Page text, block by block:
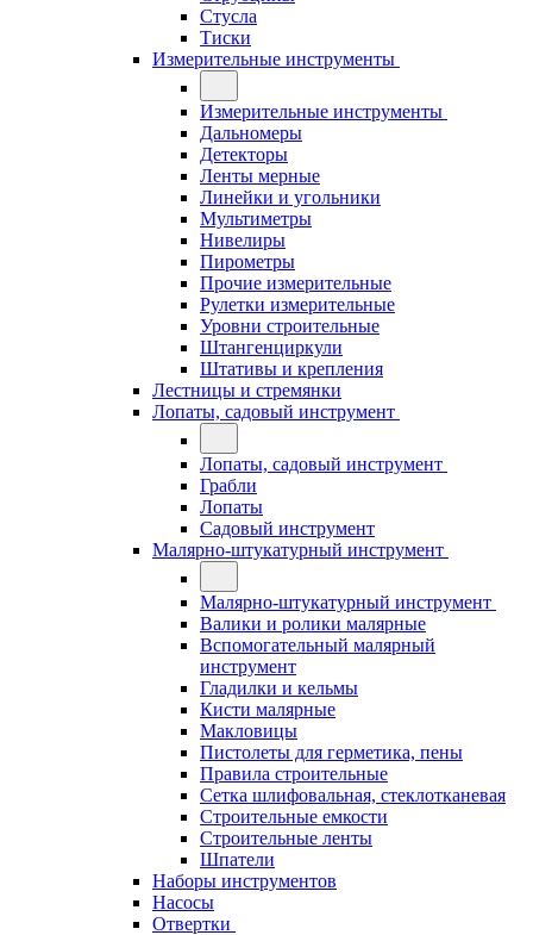
Стусла
Тиски
Измерительные инструменты
Измерительные инструменты
Дальномеры
Детекторы
Ленты мерные
Линейки и угольники
Мультиметры
Нивелиры
Пирометры
Прочие измерительные
Рулетки измерительные
Уровни строительные
Штангенциркули
Штативы и крепления
Лестницы и стремянки
Лопаты, садовый инструмент
Лопаты, садовый инструмент
Грабли
Лопаты
Садовый инструмент
Малярно-штукатурный инструмент
Малярно-штукатурный инструмент
Валики и ролики малярные
Вспомогательный малярный
инструмент
Гладилки и кельмы
Кисти малярные
Макловицы
Пистолеты для герметика, пены
Правила строительные
Сетка шлифовальная, стеклотканевая
Строительные емкости
Строительные ленты
Шпатели
Наборы инструментов
Насосы
Отвертки